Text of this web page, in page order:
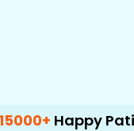
Patients